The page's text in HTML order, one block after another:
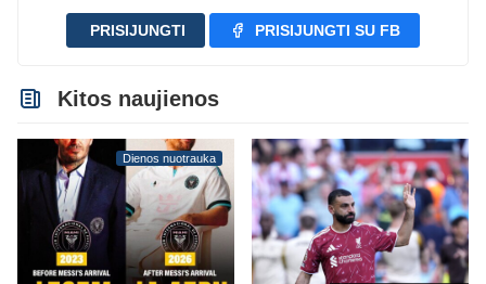
PRISIJUNGTI PRISIJUNGTI SU FB
Kitos naujienos
Dienos nuotrauka